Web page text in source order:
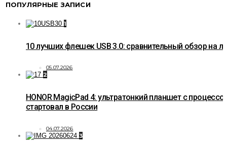
ПОПУЛЯРНЫЕ ЗАПИСИ
1
10 лучших флешек USB 3.0: сравнительный обзор на
05.07.2026
2
HONOR MagicPad 4: ультратонкий планшет с
стартовал в России
04.07.2026
3